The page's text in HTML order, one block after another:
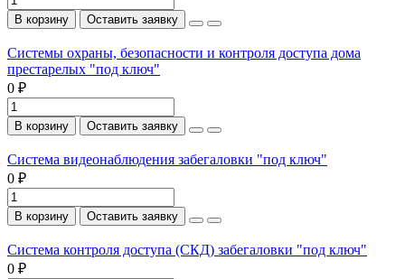
В корзину Оставить заявку
Системы охраны, безопасности и контроля доступа дома
престарелых "под ключ"
0 ₽
В корзину Оставить заявку
Система видеонаблюдения забегаловки "под ключ"
0 ₽
В корзину Оставить заявку
Система контроля доступа (СКД) забегаловки "под ключ"
0 ₽